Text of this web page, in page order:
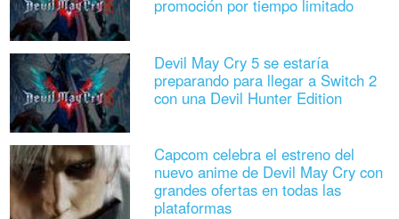
promoción por tiempo limitado
Devil May Cry 5 se estaría
preparando para llegar a Switch 2
con una Devil Hunter Edition
Capcom celebra el estreno del
nuevo anime de Devil May Cry con
grandes ofertas en todas las
plataformas